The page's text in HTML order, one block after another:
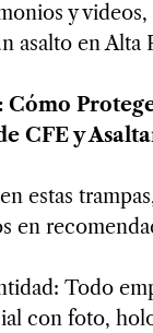
y
asalto en Alta
CFE y
estas
en
Todo
con foto,